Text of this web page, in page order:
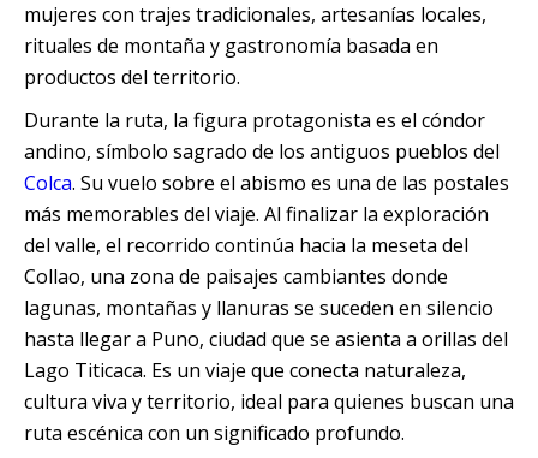
mujeres con trajes tradicionales, artesanías locales,
rituales de montaña y gastronomía basada en
productos del territorio.
Durante la ruta, la figura protagonista es el cóndor
andino, símbolo sagrado de los antiguos pueblos del
Colca. Su vuelo sobre el abismo es una de las postales
más memorables del viaje. Al finalizar la exploración
del valle, el recorrido continúa hacia la meseta del
Collao, una zona de paisajes cambiantes donde
lagunas, montañas y llanuras se suceden en silencio
hasta llegar a Puno, ciudad que se asienta a orillas del
Lago Titicaca. Es un viaje que conecta naturaleza,
cultura viva y territorio, ideal para quienes buscan una
ruta escénica con un significado profundo.